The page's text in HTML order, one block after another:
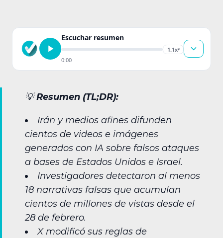
Escuchar resumen
1.1x▾
0:00
💡Resumen (TL;DR):
Irán y medios afines difunden
cientos de videos e imágenes
generados con IA sobre falsos ataques
a bases de Estados Unidos e Israel.
Investigadores detectaron al menos
18 narrativas falsas que acumulan
cientos de millones de vistas desde el
28 de febrero.
X modificó sus reglas de